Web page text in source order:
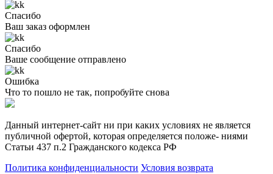
Спасибо
Ваш заказ оформлен
Спасибо
Ваше сообщение отправлено
Ошибка
Что то пошло не так, попробуйте снова
Данный интернет-сайт ни при каких условиях не является
публичной офертой, которая определяется положе- ниями
Статьи 437 п.2 Гражданского кодекса РФ
Политика конфиденциальности Условия возврата